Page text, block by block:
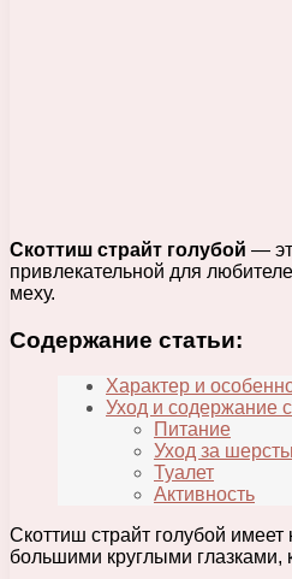
Скоттиш страйт голубой —
привлекательной для
меху.
Содержание статьи:
Характер и
Уход и содержание
Питание
Уход за
Туалет
Активность
Скоттиш страйт голубой
большими круглыми